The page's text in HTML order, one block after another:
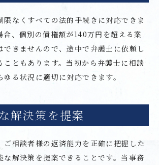
限なくすべての法的手続きに対応できま
合、個別の債権額が140万円を超える案
できませんので、途中で弁護士に依頼し
こともあります。当初から弁護士に相談
る状況に適切に対応できます。
解決策を提案
ご相談者様の返済能力を正確に把握した
な解決策を提案できることです。当事務